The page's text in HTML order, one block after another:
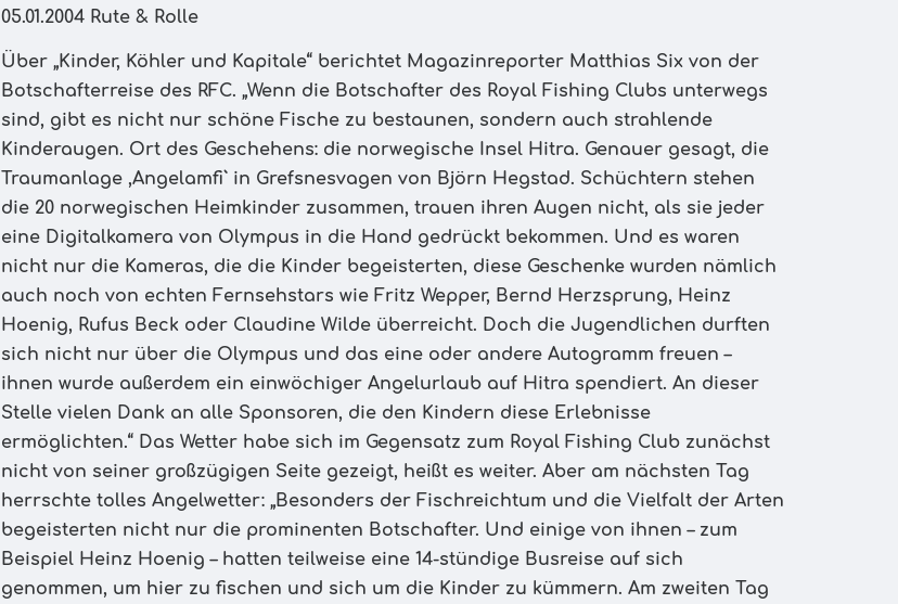
05.01.2004 Rute & Rolle
Über „Kinder, Köhler und Kapitale“ berichtet Magazinreporter Matthias Six von der
Botschafterreise des RFC. „Wenn die Botschafter des Royal Fishing Clubs unterwegs
sind, gibt es nicht nur schöne Fische zu bestaunen, sondern auch strahlende
Kinderaugen. Ort des Geschehens: die norwegische Insel Hitra. Genauer gesagt, die
Traumanlage ,Angelamfi` in Grefsnesvagen von Björn Hegstad. Schüchtern stehen
die 20 norwegischen Heimkinder zusammen, trauen ihren Augen nicht, als sie jeder
eine Digitalkamera von Olympus in die Hand gedrückt bekommen. Und es waren
nicht nur die Kameras, die die Kinder begeisterten, diese Geschenke wurden nämlich
auch noch von echten Fernsehstars wie Fritz Wepper, Bernd Herzsprung, Heinz
Hoenig, Rufus Beck oder Claudine Wilde überreicht. Doch die Jugendlichen durften
sich nicht nur über die Olympus und das eine oder andere Autogramm freuen –
ihnen wurde außerdem ein einwöchiger Angelurlaub auf Hitra spendiert. An dieser
Stelle vielen Dank an alle Sponsoren, die den Kindern diese Erlebnisse
ermöglichten.“ Das Wetter habe sich im Gegensatz zum Royal Fishing Club zunächst
nicht von seiner großzügigen Seite gezeigt, heißt es weiter. Aber am nächsten Tag
herrschte tolles Angelwetter: „Besonders der Fischreichtum und die Vielfalt der Arten
begeisterten nicht nur die prominenten Botschafter. Und einige von ihnen – zum
Beispiel Heinz Hoenig – hatten teilweise eine 14-stündige Busreise auf sich
genommen, um hier zu fischen und sich um die Kinder zu kümmern. Am zweiten Tag